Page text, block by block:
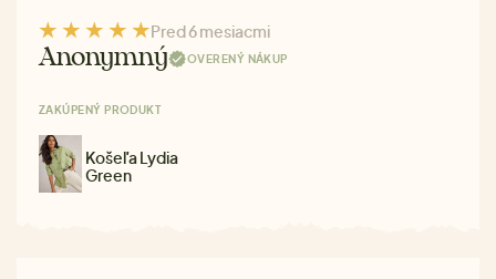
Pred 6 mesiacmi
Anonymný OVERENÝ NÁKUP
ZAKÚPENÝ PRODUKT
Košeľa Lydia
Green